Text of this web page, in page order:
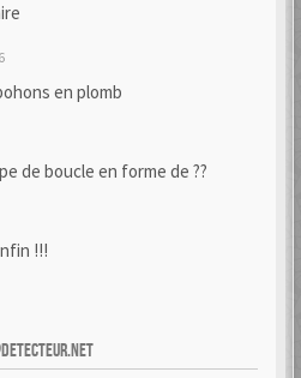
en plomb
de boucle en forme de ??
!!!